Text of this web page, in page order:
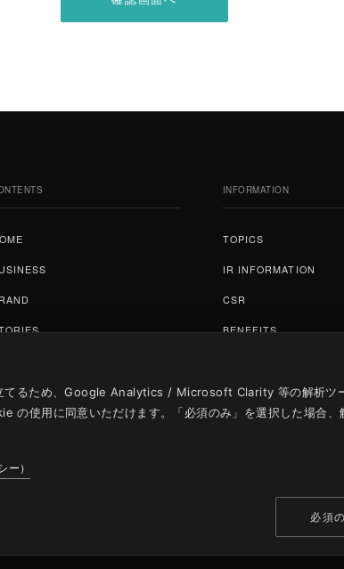
ム
紹介
ンド
ーリー
情報
情報
INFORMATION
TOPICS
トピックス
IR INFORMATION
IR情報
CSR
CSR
BENEFITS
株式情報
てるため、Google Analytics / Microsoft Clarity 等の解析ツ
の使用に同意いただけます。「必須のみ」を選択した場合
）
必須